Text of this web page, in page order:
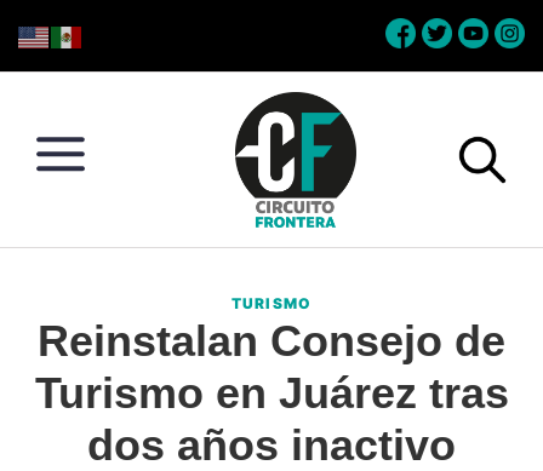
to
to
to
to
Conéctate
la
frontera
TURISMO
Reinstalan Consejo de
Turismo en Juárez tras
dos años inactivo